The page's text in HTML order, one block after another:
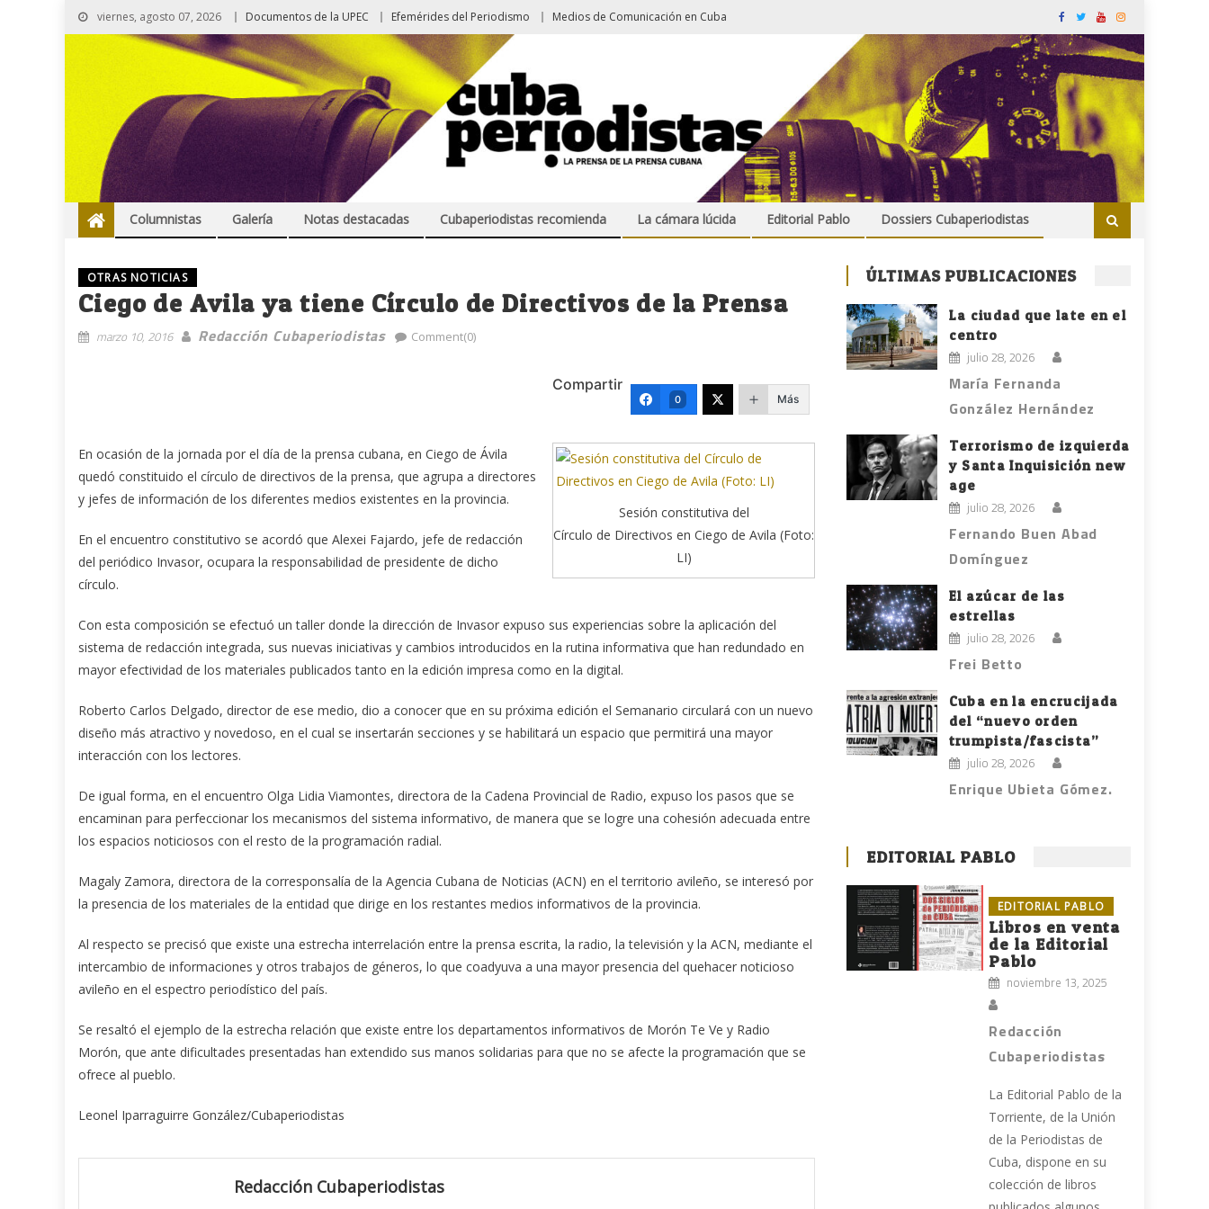
viernes, agosto 07, 2026 Documentos de la UPEC Efemérides del Periodismo Medios de Comunicación en Cuba
Columnistas Galería Notas destacadas Cubaperiodistas recomienda La cámara lúcida Editorial Pablo Dossiers Cubaperiodistas
OTRAS NOTICIAS
Ciego de Avila ya tiene Círculo de Directivos de la Prensa
marzo 10, 2016 Redacción Cubaperiodistas Comment(0)
Compartir
0 Más
Sesión constitutiva del
Círculo de Directivos en Ciego de Avila (Foto:
LI)
En ocasión de la jornada por el día de la prensa cubana, en Ciego de Ávila
quedó constituido el círculo de directivos de la prensa, que agrupa a directores
y jefes de información de los diferentes medios existentes en la provincia.
En el encuentro constitutivo se acordó que Alexei Fajardo, jefe de redacción
del periódico Invasor, ocupara la responsabilidad de presidente de dicho
círculo.
Con esta composición se efectuó un taller donde la dirección de Invasor expuso sus experiencias sobre la aplicación del
sistema de redacción integrada, sus nuevas iniciativas y cambios introducidos en la rutina informativa que han redundado en
mayor efectividad de los materiales publicados tanto en la edición impresa como en la digital.
Roberto Carlos Delgado, director de ese medio, dio a conocer que en su próxima edición el Semanario circulará con un nuevo
diseño más atractivo y novedoso, en el cual se insertarán secciones y se habilitará un espacio que permitirá una mayor
interacción con los lectores.
De igual forma, en el encuentro Olga Lidia Viamontes, directora de la Cadena Provincial de Radio, expuso los pasos que se
encaminan para perfeccionar los mecanismos del sistema informativo, de manera que se logre una cohesión adecuada entre
los espacios noticiosos con el resto de la programación radial.
Magaly Zamora, directora de la corresponsalía de la Agencia Cubana de Noticias (ACN) en el territorio avileño, se interesó por
la presencia de los materiales de la entidad que dirige en los restantes medios informativos de la provincia.
Al respecto se precisó que existe una estrecha interrelación entre la prensa escrita, la radio, la televisión y la ACN, mediante el
intercambio de informaciones y otros trabajos de géneros, lo que coadyuva a una mayor presencia del quehacer noticioso
avileño en el espectro periodístico del país.
Se resaltó el ejemplo de la estrecha relación que existe entre los departamentos informativos de Morón Te Ve y Radio
Morón, que ante dificultades presentadas han extendido sus manos solidarias para que no se afecte la programación que se
ofrece al pueblo.
Leonel Iparraguirre González/Cubaperiodistas
Redacción Cubaperiodistas
ÚLTIMAS PUBLICACIONES
La ciudad que late en el
centro
julio 28, 2026
María Fernanda
González Hernández
Terrorismo de izquierda
y Santa Inquisición new
age
julio 28, 2026
Fernando Buen Abad
Domínguez
El azúcar de las
estrellas
julio 28, 2026
Frei Betto
Cuba en la encrucijada
del “nuevo orden
trumpista/fascista”
julio 28, 2026
Enrique Ubieta Gómez.
EDITORIAL PABLO
EDITORIAL PABLO
Libros en venta
de la Editorial
Pablo
noviembre 13, 2025
Redacción
Cubaperiodistas
La Editorial Pablo de la
Torriente, de la Unión
de la Periodistas de
Cuba, dispone en su
colección de libros